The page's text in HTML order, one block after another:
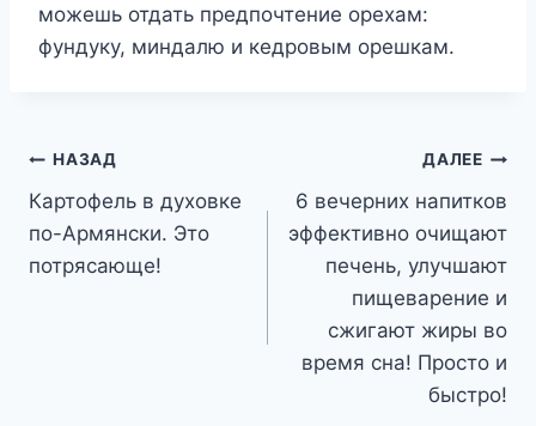
можешь отдать предпочтение орехам:
фундуку, миндалю и кедровым орешкам.
Навигация
по
записям
НАЗАД
Картофель в духовке
по-Армянски. Это
потрясающе!
ДАЛЕЕ
6 вечерних напитков
эффективно очищают
печень, улучшают
пищеварение и
сжигают жиры во
время сна! Просто и
быстро!